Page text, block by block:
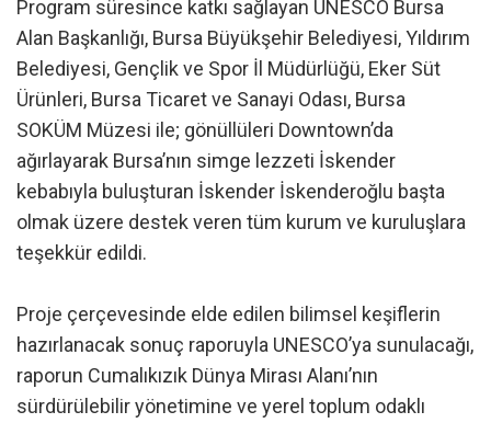
Program süresince katkı sağlayan UNESCO Bursa
Alan Başkanlığı, Bursa Büyükşehir Belediyesi, Yıldırım
Belediyesi, Gençlik ve Spor İl Müdürlüğü, Eker Süt
Ürünleri, Bursa Ticaret ve Sanayi Odası, Bursa
SOKÜM Müzesi ile; gönüllüleri Downtown’da
ağırlayarak Bursa’nın simge lezzeti İskender
kebabıyla buluşturan İskender İskenderoğlu başta
olmak üzere destek veren tüm kurum ve kuruluşlara
teşekkür edildi.
Proje çerçevesinde elde edilen bilimsel keşiflerin
hazırlanacak sonuç raporuyla UNESCO’ya sunulacağı,
raporun Cumalıkızık Dünya Mirası Alanı’nın
sürdürülebilir yönetimine ve yerel toplum odaklı